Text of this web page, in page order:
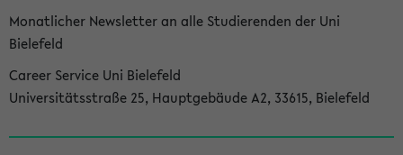
Monatlicher Newsletter an alle Studierenden der Uni
Bielefeld
Career Service Uni Bielefeld
Universitätsstraße 25, Hauptgebäude A2, 33615, Bielefeld